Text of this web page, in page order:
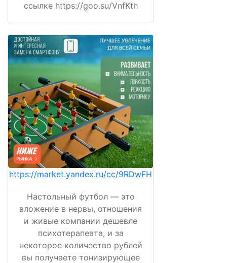
ссылке https://goo.su/VnfKth
https://market.yandex.ru/cc/9RDwFH
Настольный футбол — это
вложение в нервы, отношения
и живые компании дешевле
психотерапевта, и за
некоторое количество рублей
вы получаете тонизирующее